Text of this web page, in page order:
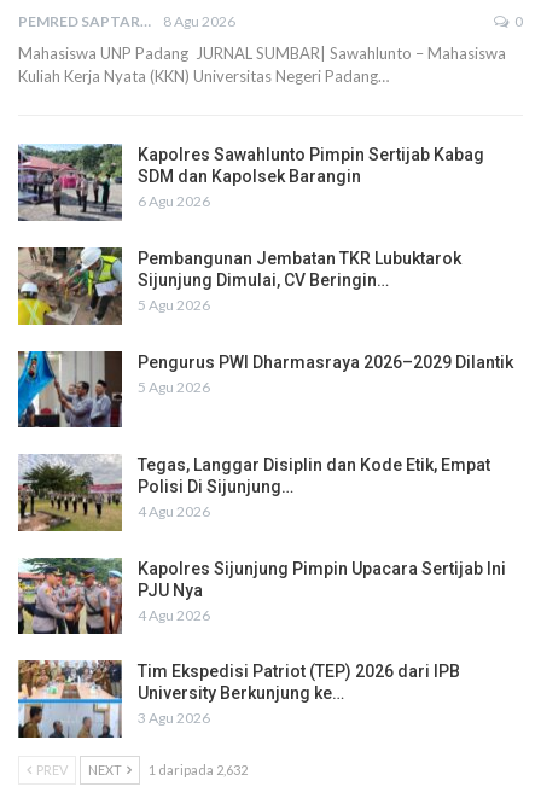
PEMRED SAPTARIUS 8 Agu 2026 0
Mahasiswa UNP Padang JURNAL SUMBAR| Sawahlunto – Mahasiswa
Kuliah Kerja Nyata (KKN) Universitas Negeri Padang…
Kapolres Sawahlunto Pimpin Sertijab Kabag
SDM dan Kapolsek Barangin
6 Agu 2026
Pembangunan Jembatan TKR Lubuktarok
Sijunjung Dimulai, CV Beringin…
5 Agu 2026
Pengurus PWI Dharmasraya 2026–2029 Dilantik
5 Agu 2026
Tegas, Langgar Disiplin dan Kode Etik, Empat
Polisi Di Sijunjung…
4 Agu 2026
Kapolres Sijunjung Pimpin Upacara Sertijab Ini
PJU Nya
4 Agu 2026
Tim Ekspedisi Patriot (TEP) 2026 dari IPB
University Berkunjung ke…
3 Agu 2026
PREV NEXT 1 daripada 2,632